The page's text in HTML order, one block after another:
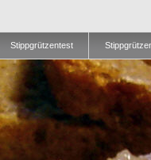
Stippgrützentest